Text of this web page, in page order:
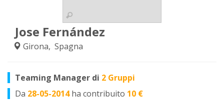
Jose Fernández
Girona, Spagna
Teaming Manager di 2 Gruppi
Da 28-05-2014 ha contribuito 10 €